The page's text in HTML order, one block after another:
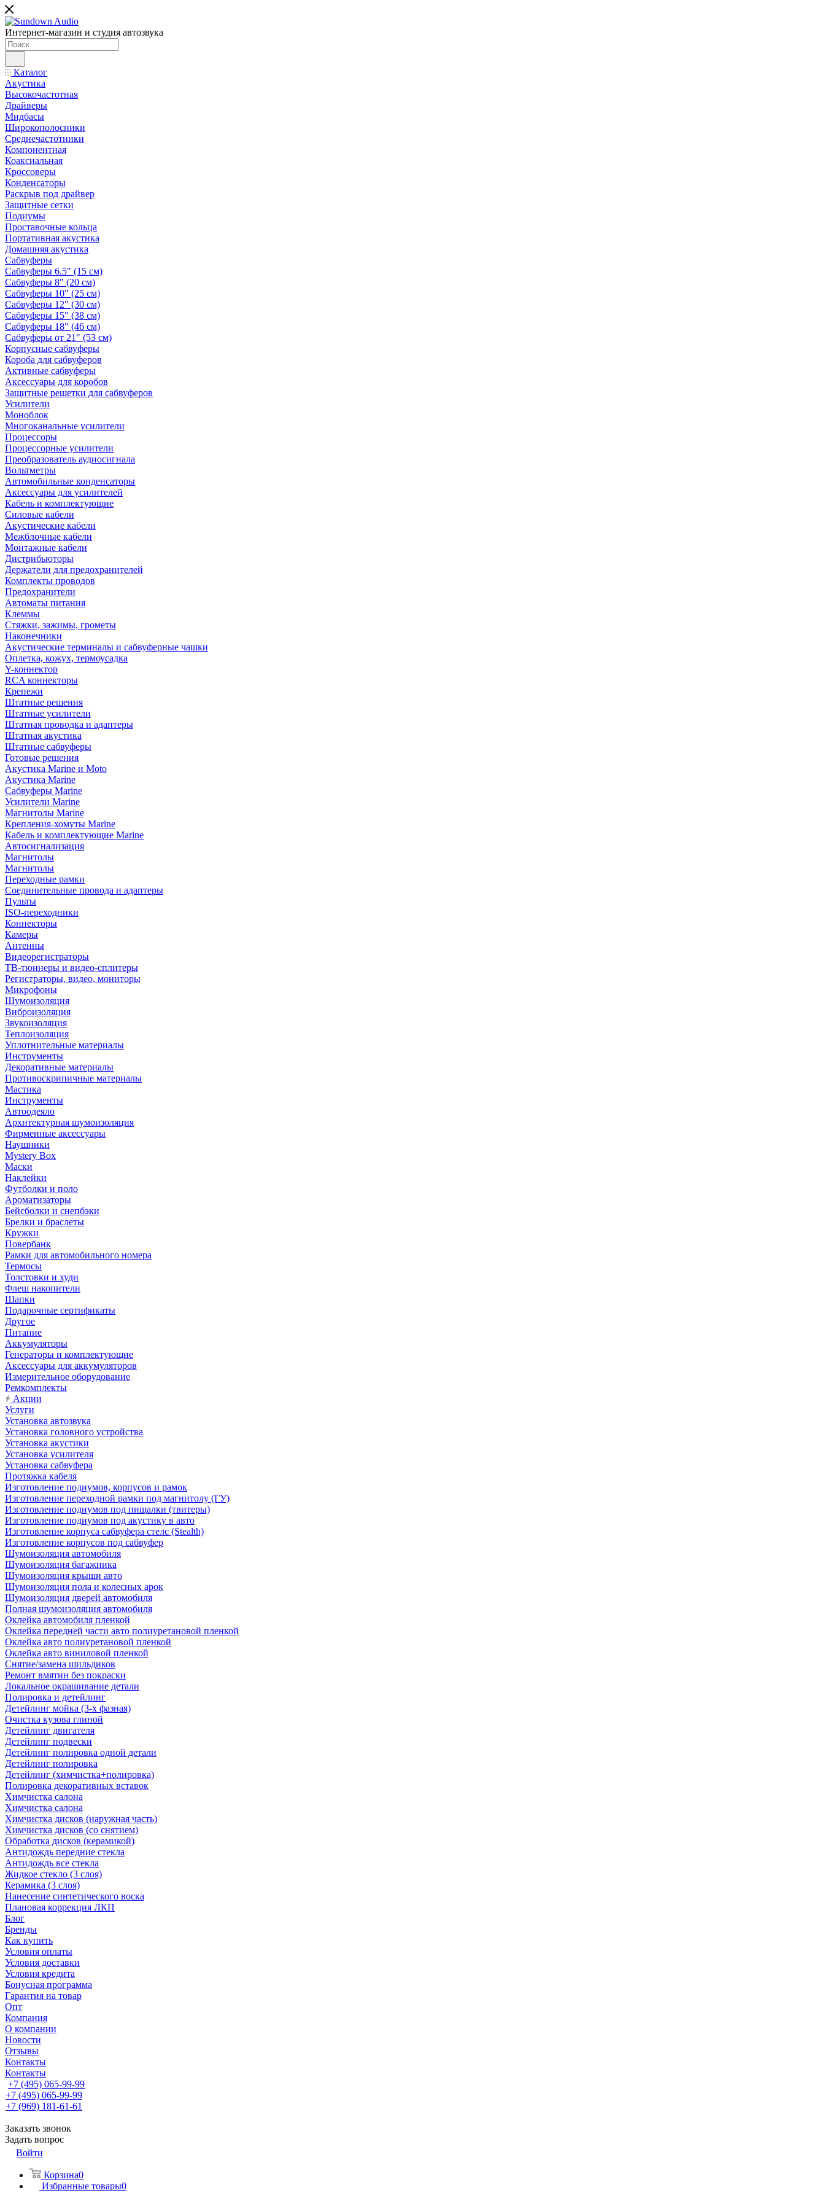
Интернет-магазин и студия автозвука
Каталог
Акустика
Высокочастотная
Драйверы
Мидбасы
Широкополосники
Среднечастотники
Компонентная
Коаксиальная
Кроссоверы
Конденсаторы
Раскрыв под драйвер
Защитные сетки
Подиумы
Проставочные кольца
Портативная акустика
Домашняя акустика
Сабвуферы
Сабвуферы 6.5" (15 см)
Сабвуферы 8" (20 см)
Сабвуферы 10" (25 см)
Сабвуферы 12" (30 см)
Сабвуферы 15" (38 см)
Сабвуферы 18" (46 см)
Сабвуферы от 21" (53 см)
Корпусные сабвуферы
Короба для сабвуферов
Активные сабвуферы
Аксессуары для коробов
Защитные решетки для сабвуферов
Усилители
Моноблок
Многоканальные усилители
Процессоры
Процессорные усилители
Преобразователь аудиосигнала
Вольтметры
Автомобильные конденсаторы
Аксессуары для усилителей
Кабель и комплектующие
Силовые кабели
Акустические кабели
Межблочные кабели
Монтажные кабели
Дистрибьюторы
Держатели для предохранителей
Комплекты проводов
Предохранители
Автоматы питания
Клеммы
Стяжки, зажимы, грометы
Наконечники
Акустические терминалы и сабвуферные чашки
Оплетка, кожух, термоусадка
Y-коннектор
RCA коннекторы
Крепежи
Штатные решения
Штатные усилители
Штатная проводка и адаптеры
Штатная акустика
Штатные сабвуферы
Готовые решения
Акустика Marine и Moto
Акустика Marine
Сабвуферы Marine
Усилители Marine
Магнитолы Marine
Крепления-хомуты Marine
Кабель и комплектующие Marine
Автосигнализация
Магнитолы
Магнитолы
Переходные рамки
Соединительные провода и адаптеры
Пульты
ISO-переходники
Коннекторы
Камеры
Антенны
Видеорегистраторы
ТВ-тюннеры и видео-сплитеры
Регистраторы, видео, мониторы
Микрофоны
Шумоизоляция
Виброизоляция
Звукоизоляция
Теплоизоляция
Уплотнительные материалы
Инструменты
Декоративные материалы
Противоскрипичные материалы
Мастика
Инструменты
Автоодеяло
Архитектурная шумоизоляция
Фирменные аксессуары
Наушники
Mystery Box
Маски
Наклейки
Футболки и поло
Ароматизаторы
Бейсболки и снепбэки
Брелки и браслеты
Кружки
Повербанк
Рамки для автомобильного номера
Термосы
Толстовки и худи
Флеш накопители
Шапки
Подарочные сертификаты
Другое
Питание
Аккумуляторы
Генераторы и комплектующие
Аксессуары для аккумуляторов
Измерительное оборудование
Ремкомплекты
Акции
Услуги
Установка автозвука
Установка головного устройства
Установка акустики
Установка усилителя
Установка сабвуфера
Протяжка кабеля
Изготовление подиумов, корпусов и рамок
Изготовление переходной рамки под магнитолу (ГУ)
Изготовление подиумов под пищалки (твитеры)
Изготовление подиумов под акустику в авто
Изготовление корпуса сабвуфера стелс (Stealth)
Изготовление корпусов под сабвуфер
Шумоизоляция автомобиля
Шумоизоляция багажника
Шумоизоляция крыши авто
Шумоизоляция пола и колесных арок
Шумоизоляция дверей автомобиля
Полная шумоизоляция автомобиля
Оклейка автомобиля пленкой
Оклейка передней части авто полиуретановой пленкой
Оклейка авто полиуретановой пленкой
Оклейка авто виниловой пленкой
Снятие/замена шильдиков
Ремонт вмятин без покраски
Локальное окрашивание детали
Полировка и детейлинг
Детейлинг мойка (3-х фазная)
Очистка кузова глиной
Детейлинг двигателя
Детейлинг подвески
Детейлинг полировка одной детали
Детейлинг полировка
Детейлинг (химчистка+полировка)
Полировка декоративных вставок
Химчистка салона
Химчистка салона
Химчистка дисков (наружная часть)
Химчистка дисков (со снятием)
Обработка дисков (керамикой)
Антидождь передние стекла
Антидождь все стекла
Жидкое стекло (3 слоя)
Керамика (3 слоя)
Нанесение синтетического воска
Плановая коррекция ЛКП
Блог
Бренды
Как купить
Условия оплаты
Условия доставки
Условия кредита
Бонусная программа
Гарантия на товар
Опт
Компания
О компании
Новости
Отзывы
Контакты
Контакты
+7 (495) 065-99-99
+7 (495) 065-99-99
+7 (969) 181-61-61
Заказать звонок
Задать вопрос
Войти
Корзина0
Избранные товары0